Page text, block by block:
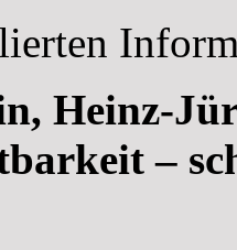
Heinz-
–